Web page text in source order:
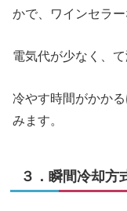
かで、ワインセラ
電気代が少なく、て
冷やす時間がかか
みます。
３．瞬間冷却方